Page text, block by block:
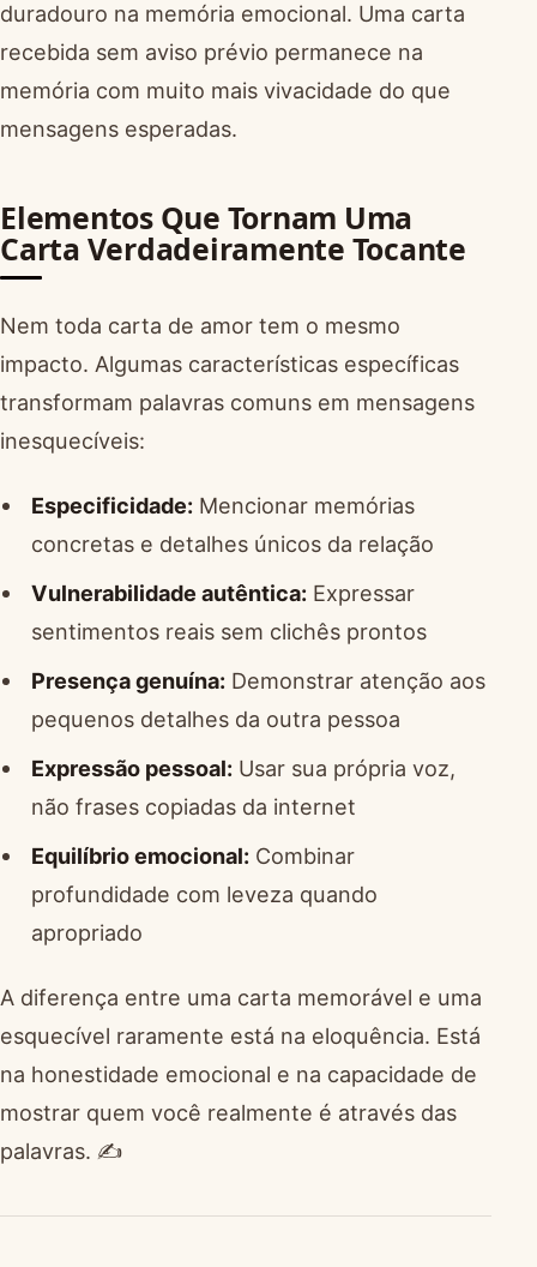
duradouro na memória emocional. Uma carta
recebida sem aviso prévio permanece na
memória com muito mais vivacidade do que
mensagens esperadas.
Elementos Que Tornam Uma
Carta Verdadeiramente Tocante
Nem toda carta de amor tem o mesmo
impacto. Algumas características específicas
transformam palavras comuns em mensagens
inesquecíveis:
Especificidade:Mencionar memórias
concretas e detalhes únicos da relação
Vulnerabilidade autêntica:Expressar
sentimentos reais sem clichês prontos
Presença genuína:Demonstrar atenção aos
pequenos detalhes da outra pessoa
Expressão pessoal:Usar sua própria voz,
não frases copiadas da internet
Equilíbrio emocional:Combinar
profundidade com leveza quando
apropriado
A diferença entre uma carta memorável e uma
esquecível raramente está na eloquência. Está
na honestidade emocional e na capacidade de
mostrar quem você realmente é através das
palavras. ✍️